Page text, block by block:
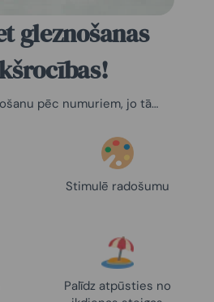
gleznošanas
pēc numuriem, jo tā…
Stimulē radošumu
Palīdz atpūsties no